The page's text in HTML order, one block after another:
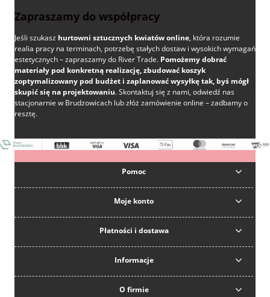
Zapraszamy do współpracy
Jeśli szukasz hurtowni sztucznych kwiatów online, która rozumie
realia pracy na terminach, potrzebę stałych dostaw i wysokich wymagań
estetycznych – zapraszamy do River Trade. Pomożemy dobrać
materiały pod konkretną realizację, zbudować koszyk
zoptymalizowany pod budżet i zaplanować wysyłkę tak, byś mógł
skupić się na projektowaniu. Skontaktuj się z nami, odwiedź nas
stacjonarnie w Brudzowicach lub złóż zamówienie online – zadbamy o
resztę.
Pomoc
Moje konto
Płatności i dostawa
Informacje
O firmie